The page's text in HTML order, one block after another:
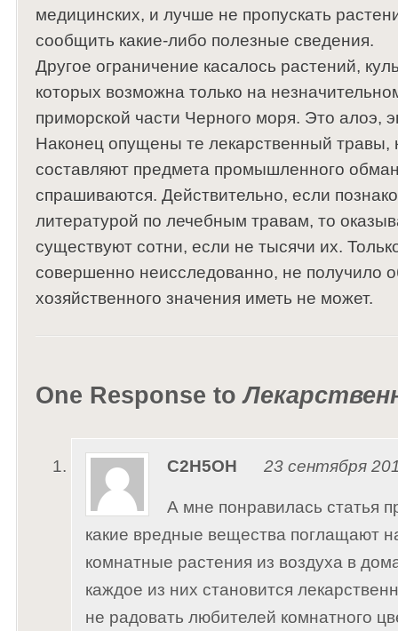
медицинских, и лучше не пропускать
сообщить какие-либо полезные сведения.
Другое ограничение касалось растений,
которых возможна только на
приморской части Черного моря. Это алоэ,
Наконец опущены те лекарственный травы,
составляют предмета промышленного
спрашиваются. Действительно, если
литературой по лечебным травам, то
существуют сотни, если не тысячи их.
совершенно неисследованно, не получило
хозяйственного значения иметь не может.
One Response to
C2H5OH 23 сентября
А мне понравилась статья
какие вредные вещества поглащают
комнатные растения из воздуха в
каждое из них становится
не радовать любителей комнатного